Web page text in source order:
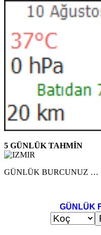
5 GÜNLÜK TAHMİN
GÜNLÜK BURCUNUZ …
GÜNLÜK